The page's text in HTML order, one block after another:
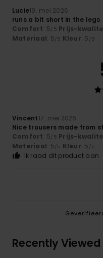
Lucie19. mei 2026
runs a bit short in the legs
Comfort: 5/5 Prijs-
Materiaal: 5/5 Kleur: 5 /5
Vincent17. mei 2026
Nice trousers made from
Comfort: 5/5 Prijs-
Materiaal: 5/5 Kleur: 5 /5
Ik raad dit product aan
Recently Viewed